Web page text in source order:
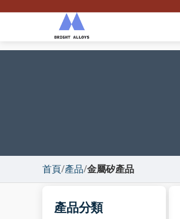
首頁/產品/金屬矽產品
產品分類